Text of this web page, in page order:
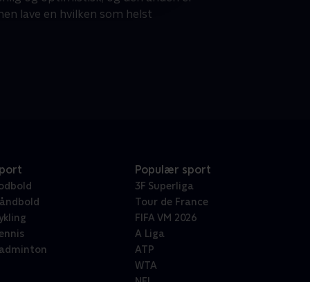
lave en hvilken som helst
Populær sport
3F Superliga
Tour de France
FIFA VM 2026
A Liga
ATP
WTA